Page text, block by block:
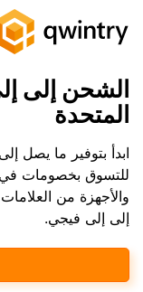
الشحن إلى
المتحدة
للتسوق بخصومات في
والأجهزة من
إلى إلى فيجي.